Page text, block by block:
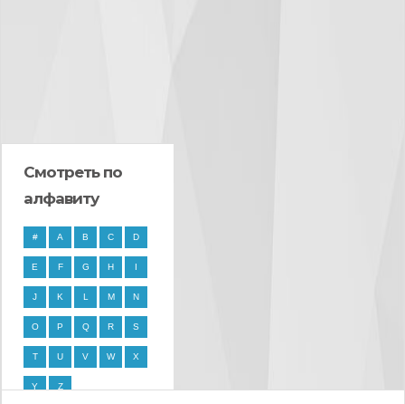
Смотреть по
алфавиту
# A B C D
E F G H I
J K L M N
O P Q R S
T U V W X
Y Z